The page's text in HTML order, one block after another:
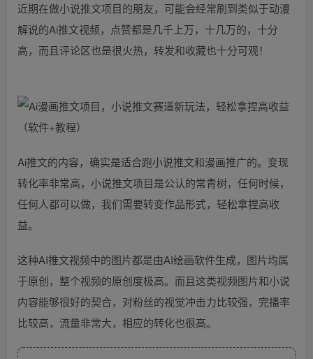
近期在做小说推文项目的朋友，可能会经常刷到类似于动漫
解说的Ai推文视频，点赞都是几千上万，十几万的，十分
高，而且评论区也是很火热，转发和收藏也十分可观！
Ai推文的内容，确实是适合跑小说推文和漫画推广的。变现
转化率非常高，小说推文项目是公认的常青树，任何时候，
任何人都可以做，我们需要转变作品形式，轻松拿捏高收
益。
​这种AI推文视频中的图片都是由AI绘画软件生成，图片均属
于原创，整个视频的原创度极高。而且这类视频图片和小说
内容能够很好的契合，对粉丝的视觉冲击力比较强，完播率
比较高，流量非常大，相应的转化也很高。